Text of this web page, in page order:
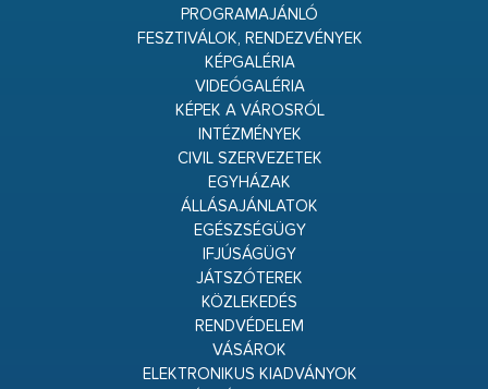
PROGRAMAJÁNLÓ
FESZTIVÁLOK, RENDEZVÉNYEK
KÉPGALÉRIA
VIDEÓGALÉRIA
KÉPEK A VÁROSRÓL
INTÉZMÉNYEK
CIVIL SZERVEZETEK
EGYHÁZAK
ÁLLÁSAJÁNLATOK
EGÉSZSÉGÜGY
IFJÚSÁGÜGY
JÁTSZÓTEREK
KÖZLEKEDÉS
RENDVÉDELEM
VÁSÁROK
ELEKTRONIKUS KIADVÁNYOK